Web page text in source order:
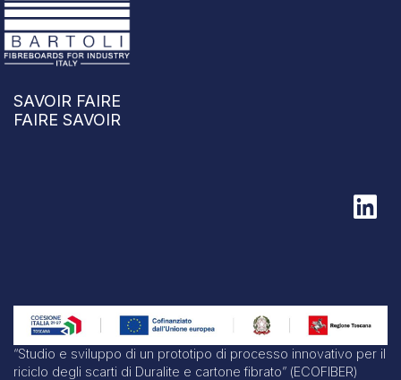
SAVOIR FAIRE
FAIRE SAVOIR
“Studio e sviluppo di un prototipo di processo innovativo per il
riciclo degli scarti di Duralite e cartone fibrato” (ECOFIBER)